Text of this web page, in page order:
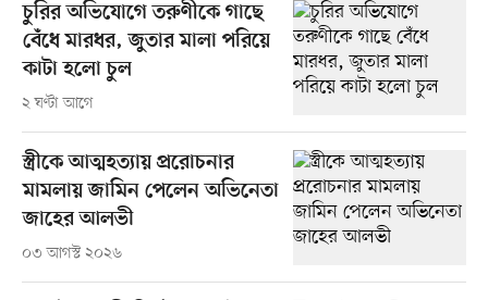
চুরির অভিযোগে তরুণীকে গাছে
বেঁধে মারধর, জুতার মালা পরিয়ে
কাটা হলো চুল
২ ঘণ্টা আগে
স্ত্রীকে আত্মহত্যায় প্ররোচনার
মামলায় জামিন পেলেন অভিনেতা
জাহের আলভী
০৩ আগস্ট ২০২৬